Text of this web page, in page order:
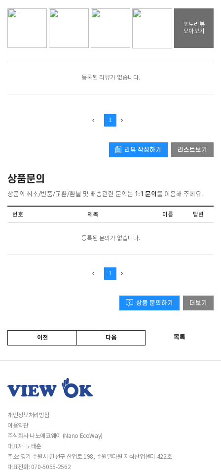
포토리뷰
모아보기
등록된 리뷰가 없습니다.
1
리뷰 작성하기 리스트보기
상품문의
상품의 취소/반품/교환/환불 및 배송관련 문의는 1:1 문의 를 이용해 주세요.
번호 제목 이름 답변
등록된 문의가 없습니다.
1
상품 문의하기 더보기
이전 다음 목록
개인정보처리방침
이용약관
주식회사 나노에코웨이 (Nano EcoWay)
대표자: 노태훈
주소: 경기 수원시 권선구 산업로 198, 수원델타원 지식산업센터 422호
대표전화: 070-5055-2562